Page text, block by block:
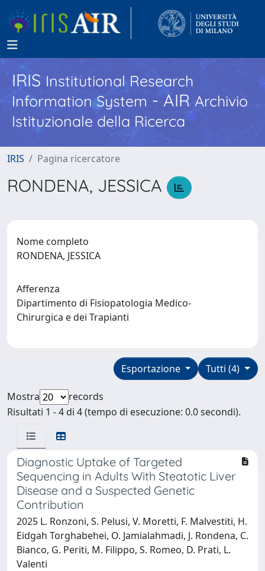
IRISInstitutional Research
Information System - AIR Archivio
Istituzionale della Ricerca
IRIS Pagina ricercatore
RONDENA, JESSICA
Nome completo
RONDENA, JESSICA
Afferenza
Dipartimento di Fisiopatologia Medico-
Chirurgica e dei Trapianti
Tutti (4)
Esportazione
Mostra
records
Risultati 1 - 4 di 4 (tempo di esecuzione: 0.0 secondi).
Diagnostic Uptake of Targeted
Sequencing in Adults With Steatotic Liver
Disease and a Suspected Genetic
Contribution
2025 L. Ronzoni, S. Pelusi, V. Moretti, F. Malvestiti, H.
Eidgah Torghabehei, O. Jamialahmadi, J. Rondena, C.
Bianco, G. Periti, M. Filippo, S. Romeo, D. Prati, L.
Valenti